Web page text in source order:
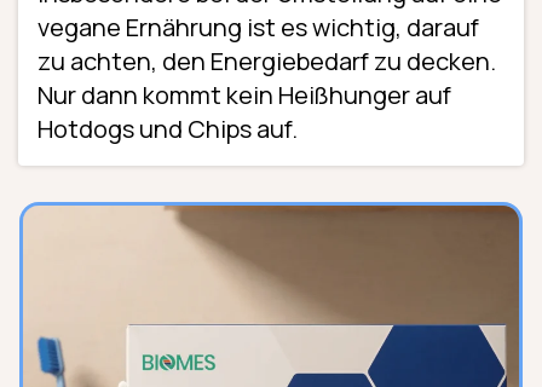
vegane Ernährung ist es wichtig, darauf
zu achten, den Energiebedarf zu decken.
Nur dann kommt kein Heißhunger auf
Hotdogs und Chips auf.